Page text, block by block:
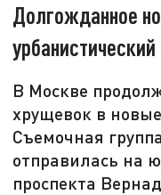
Долгожданное
В Москве
хрущевок в
Съемочная
отправилась на
проспекта